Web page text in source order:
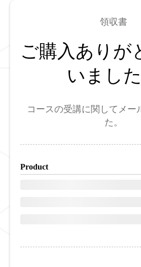
領収書
ご購入ありが
いました
コースの受講に関してメー
た。
Product